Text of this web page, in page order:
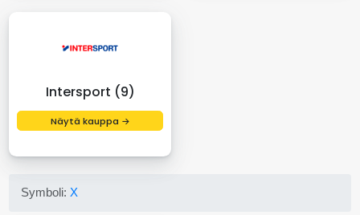
Intersport (9)
Näytä kauppa →
Symboli: X